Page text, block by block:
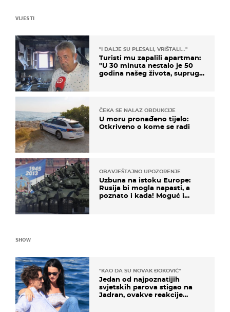
VIJESTI
"I DALJE SU PLESALI, VRIŠTALI..."
Turisti mu zapalili apartman:
"U 30 minuta nestalo je 50
godina našeg života, supruga
ČEKA SE NALAZ OBDUKCIJE
U moru pronađeno tijelo:
Otkriveno o kome se radi
OBAVJEŠTAJNO UPOZORENJE
Uzbuna na istoku Europe:
Rusija bi mogla napasti, a
poznato i kada! Moguć i
SHOW
"KAO DA SU NOVAK ĐOKOVIĆ"
Jedan od najpoznatijih
svjetskih parova stigao na
Jadran, ovakve reakcije